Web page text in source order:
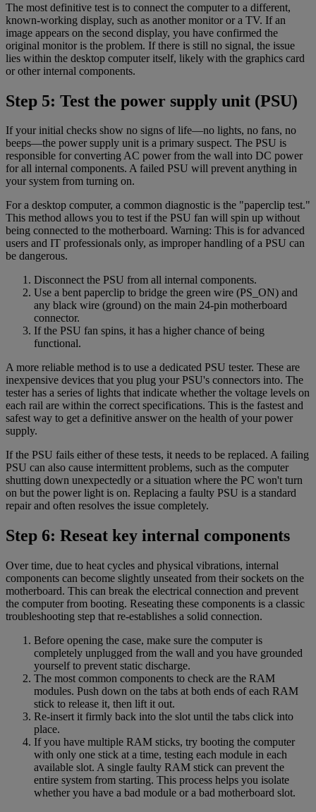
The most definitive test is to connect the computer to a different,
known-working display, such as another monitor or a TV. If an
image appears on the second display, you have confirmed the
original monitor is the problem. If there is still no signal, the issue
lies within the desktop computer itself, likely with the graphics card
or other internal components.
Step 5: Test the power supply unit (PSU)
If your initial checks show no signs of life—no lights, no fans, no
beeps—the power supply unit is a primary suspect. The PSU is
responsible for converting AC power from the wall into DC power
for all internal components. A failed PSU will prevent anything in
your system from turning on.
For a desktop computer, a common diagnostic is the "paperclip test."
This method allows you to test if the PSU fan will spin up without
being connected to the motherboard. Warning: This is for advanced
users and IT professionals only, as improper handling of a PSU can
be dangerous.
Disconnect the PSU from all internal components.
Use a bent paperclip to bridge the green wire (PS_ON) and
any black wire (ground) on the main 24-pin motherboard
connector.
If the PSU fan spins, it has a higher chance of being
functional.
A more reliable method is to use a dedicated PSU tester. These are
inexpensive devices that you plug your PSU's connectors into. The
tester has a series of lights that indicate whether the voltage levels on
each rail are within the correct specifications. This is the fastest and
safest way to get a definitive answer on the health of your power
supply.
If the PSU fails either of these tests, it needs to be replaced. A failing
PSU can also cause intermittent problems, such as the computer
shutting down unexpectedly or a situation where the PC won't turn
on but the power light is on. Replacing a faulty PSU is a standard
repair and often resolves the issue completely.
Step 6: Reseat key internal components
Over time, due to heat cycles and physical vibrations, internal
components can become slightly unseated from their sockets on the
motherboard. This can break the electrical connection and prevent
the computer from booting. Reseating these components is a classic
troubleshooting step that re-establishes a solid connection.
Before opening the case, make sure the computer is
completely unplugged from the wall and you have grounded
yourself to prevent static discharge.
The most common components to check are the RAM
modules. Push down on the tabs at both ends of each RAM
stick to release it, then lift it out.
Re-insert it firmly back into the slot until the tabs click into
place.
If you have multiple RAM sticks, try booting the computer
with only one stick at a time, testing each module in each
available slot. A single faulty RAM stick can prevent the
entire system from starting. This process helps you isolate
whether you have a bad module or a bad motherboard slot.